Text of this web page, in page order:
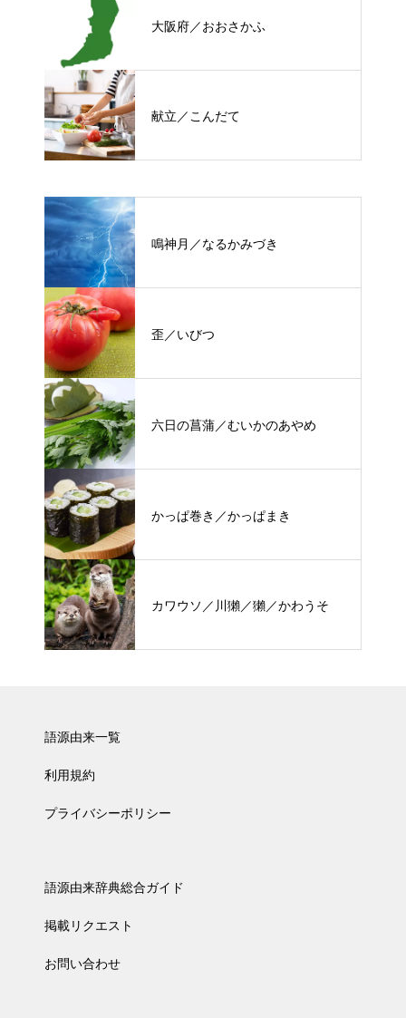
大阪府／おおさかふ
献立／こんだて
鳴神月／なるかみづき
歪／いびつ
六日の菖蒲／むいかのあやめ
かっぱ巻き／かっぱまき
カワウソ／川獺／獺／かわうそ
語源由来一覧
利用規約
プライバシーポリシー
語源由来辞典総合ガイド
掲載リクエスト
お問い合わせ